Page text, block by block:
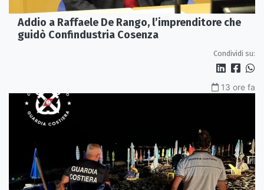
Addio a Raffaele De Rango, l’imprenditore che
guidò Confindustria Cosenza
Condividi su:
13 ore fa